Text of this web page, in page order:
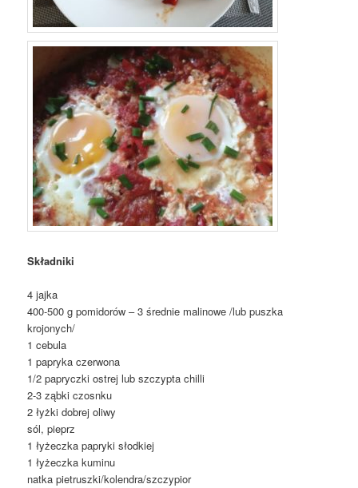
Składniki
4 jajka
400-500 g pomidorów – 3 średnie malinowe /lub puszka
krojonych/
1 cebula
1 papryka czerwona
1/2 papryczki ostrej lub szczypta chilli
2-3 ząbki czosnku
2 łyżki dobrej oliwy
sól, pieprz
1 łyżeczka papryki słodkiej
1 łyżeczka kuminu
natka pietruszki/kolendra/szczypior